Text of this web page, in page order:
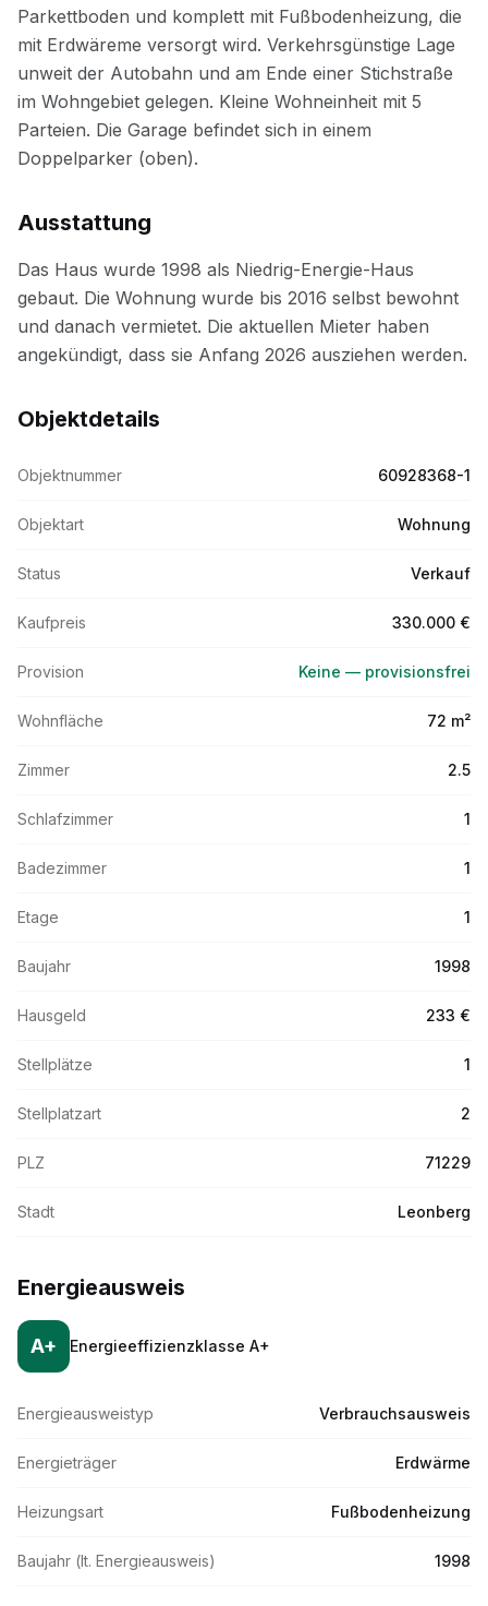
Ausstattung
Objektdetails
Objektnummer 60928368-1
Objektart Wohnung
Status Verkauf
Kaufpreis 330.000 €
Provision Keine — provisionsfrei
Wohnfläche 72 m²
Zimmer 2.5
Schlafzimmer 1
Badezimmer 1
Etage 1
Baujahr 1998
Hausgeld 233 €
Stellplätze 1
Stellplatzart 2
PLZ 71229
Stadt Leonberg
Energieausweis
A+ Energieeffizienzklasse A+
Energieausweistyp Verbrauchsausweis
Energieträger Erdwärme
Heizungsart Fußbodenheizung
Baujahr (lt. Energieausweis) 1998